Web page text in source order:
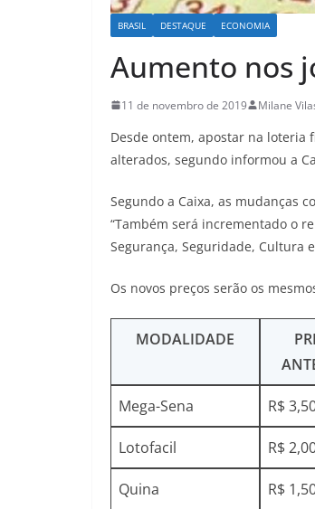
BRASIL DESTAQUE ECONOMIA
Aumento nos
11 de novembro de 2019 Milane
Desde ontem, apostar na loteria
alterados, segundo informou a
Segundo a Caixa, as mudanças
“Também será incrementado o
Segurança, Seguridade, Cultura
Os novos preços serão os
MODALIDADE
Mega-Sena R$
Lotofacil R$
Quina R$